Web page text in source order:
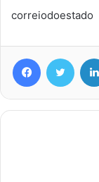
correiodoestado
Facebook